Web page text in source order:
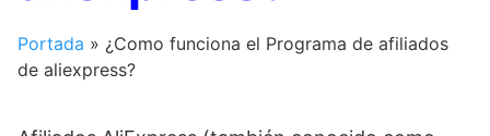
Portada » ¿Como funciona el Programa de afiliados
de aliexpress?